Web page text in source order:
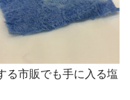
る市販でも手に入る塩